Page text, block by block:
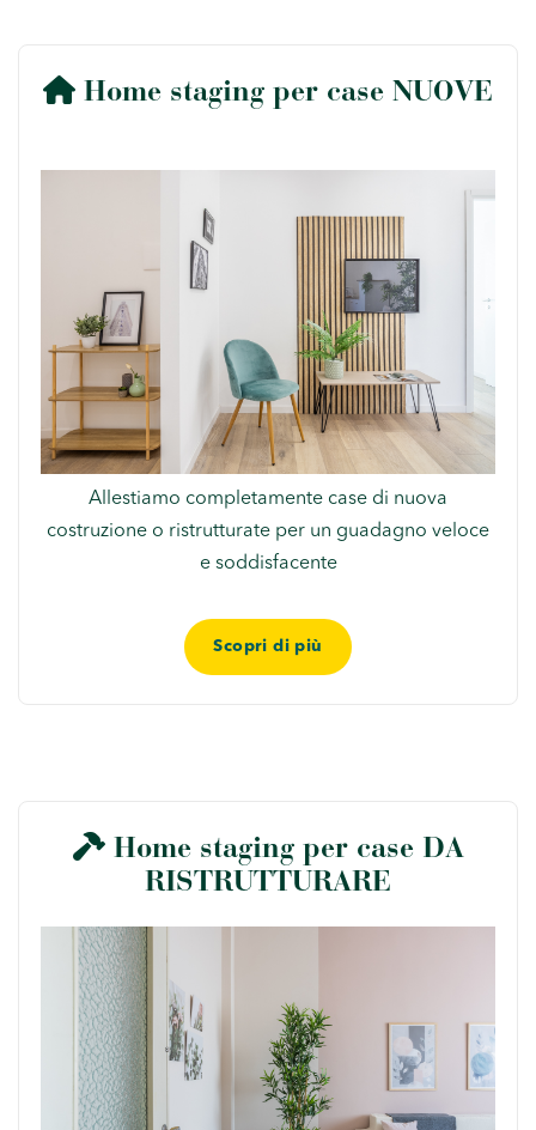
Home staging per case NUOVE
Allestiamo completamente case di nuova
costruzione o ristrutturate per un guadagno veloce
e soddisfacente
Scopri di più
Home staging per case DA
RISTRUTTURARE